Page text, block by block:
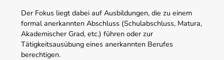
Der Fokus liegt dabei auf Ausbildungen, die zu einem
formal anerkannten Abschluss (Schulabschluss, Matura,
Akademischer Grad, etc.) führen oder zur
Tätigkeitsausübung eines anerkannten Berufes
berechtigen.